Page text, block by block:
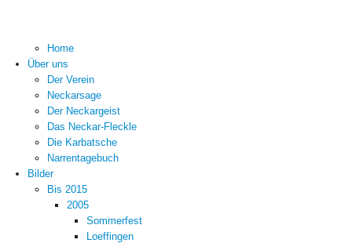
Home
Über uns
Der Verein
Neckarsage
Der Neckargeist
Das Neckar-Fleckle
Die Karbatsche
Narrentagebuch
Bilder
Bis 2015
2005
Sommerfest
Loeffingen